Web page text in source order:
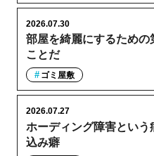
部屋を綺麗にするため
ことだ
2026.07.30
ゴミ屋敷
ホーディング障害とい
込み癖
2026.07.27